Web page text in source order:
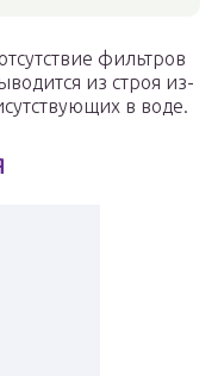
фильтров
из строя из-
в воде.